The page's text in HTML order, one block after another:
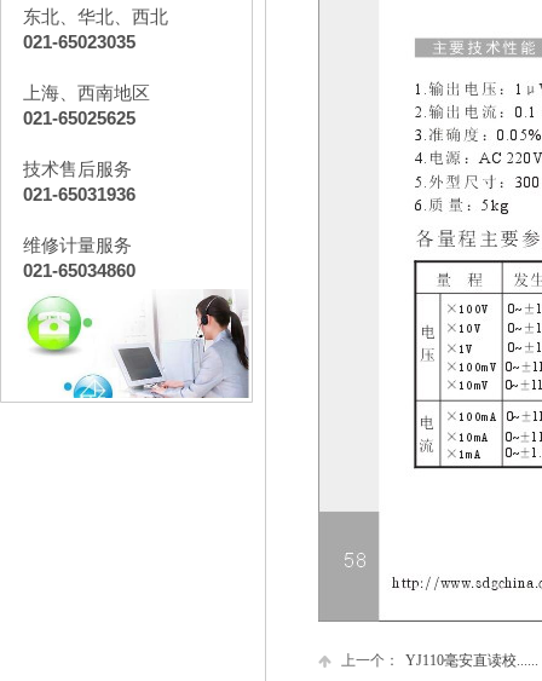
上一个：
YJ110毫安直读校......
东北、华北、西北
021-65023035
上海、西南地区
021-65025625
技术售后服务
021-65031936
维修计量服务
021-65034860